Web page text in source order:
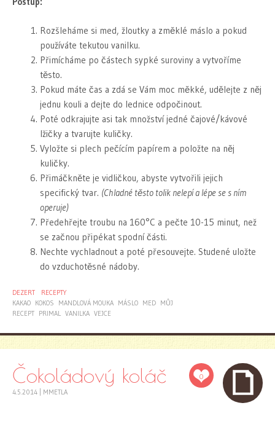
Rozšleháme si med, žloutky a změklé máslo a pokud
používáte tekutou vanilku.
Přimícháme po částech sypké suroviny a vytvoříme
těsto.
Pokud máte čas a zdá se Vám moc měkké, udělejte z něj
jednu kouli a dejte do lednice odpočinout.
Poté odkrajujte asi tak množství jedné čajové/kávové
lžičky a tvarujte kuličky.
Vyložte si plech pečícím papírem a položte na něj
kuličky.
Přimáčkněte je vidličkou, abyste vytvořili jejich
specifický tvar. (Chladné těsto tolik nelepí a lépe se s ním
operuje)
Předehřejte troubu na 160°C a pečte 10-15 minut, než
se začnou připékat spodní části.
Nechte vychladnout a poté přesouvejte. Studené uložte
do vzduchotěsné nádoby.
DEZERT
RECEPTY
KAKAO KOKOS MANDLOVÁ MOUKA MÁSLO MED MŮJ
RECEPT PRIMAL VANILKA VEJCE
0
Čokoládový koláč
4.5.2014 MMETLA